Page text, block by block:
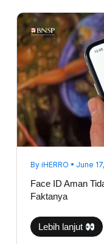
By iHERRO • June
Face ID Aman
Faktanya
Face
ID
Aman
Tidak
Saat
Ganti
LCD
iPhone?
Ini
Faktanya
Lebih lanjut